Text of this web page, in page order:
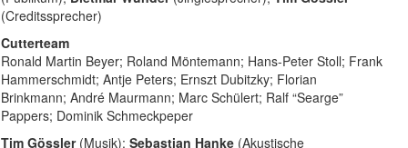
(Creditssprecher)
Cutterteam
Ronald Martin Beyer; Roland Möntemann; Hans-Peter Stoll; Frank
Hammerschmidt; Antje Peters; Ernszt Dubitzky; Florian
Brinkmann; André Maurmann; Marc Schülert; Ralf “Searge”
Pappers; Dominik Schmeckpeper
Tim Gössler(Musik); Sebastian Hanke (Akustische